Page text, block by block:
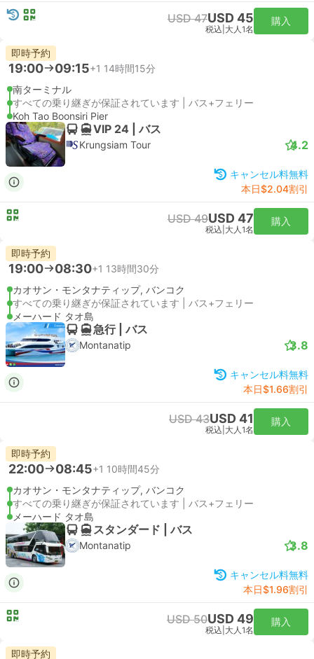
USD 47USD 45
税込 大人1名
購入
即時予約
19:00 09:15+1 14時間15分
南ターミナル
すべての乗り継ぎが保証されています | バス+フェリー
Koh Tao Boonsiri Pier
VIP 24 | バス
Krungsiam Tour 4.2
キャンセル料無料
本日$2.04割引
USD 49USD 47
税込 大人1名
購入
即時予約
19:00 08:30+1 13時間30分
カオサン・モンタナティップ, バンコク
すべての乗り継ぎが保証されています | バス+フェリー
メーハード タオ島
急行 | バス
Montanatip 3.8
キャンセル料無料
本日$1.66割引
USD 43USD 41
税込 大人1名
購入
即時予約
22:00 08:45+1 10時間45分
カオサン・モンタナティップ, バンコク
すべての乗り継ぎが保証されています | バス+フェリー
メーハード タオ島
スタンダード | バス
Montanatip 3.8
キャンセル料無料
本日$1.96割引
USD 50USD 49
税込 大人1名
購入
即時予約